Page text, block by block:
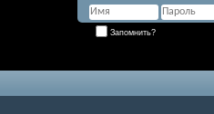
Запомнить?